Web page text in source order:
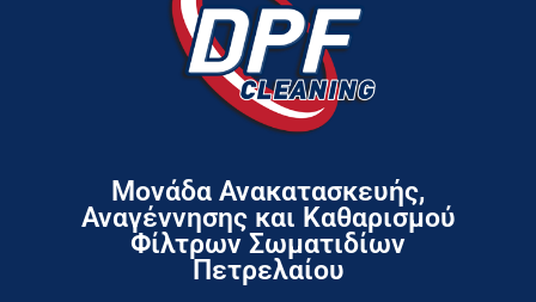
Μονάδα Ανακατασκευής,
Αναγέννησης και Καθαρισμού
Φίλτρων Σωματιδίων
Πετρελαίου